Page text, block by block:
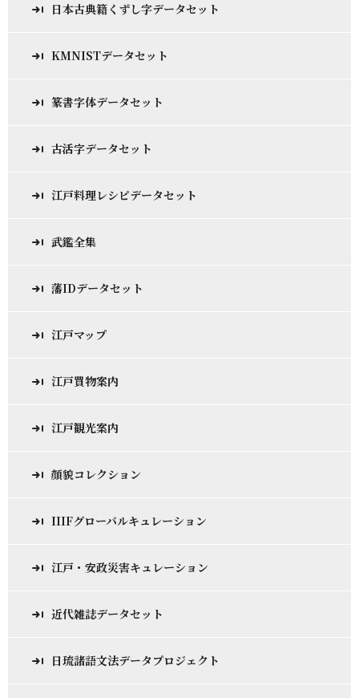
日本古典籍くずし字データセット
KMNISTデータセット
篆書字体データセット
古活字データセット
江戸料理レシピデータセット
武鑑全集
藩IDデータセット
江戸マップ
江戸買物案内
江戸観光案内
顔貌コレクション
IIIFグローバルキュレーション
江戸・安政災害キュレーション
近代雑誌データセット
日琉諸語文法データプロジェクト